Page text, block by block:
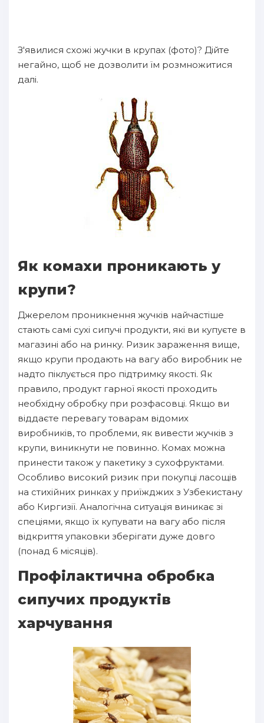
З'явилися схожі жучки в крупах (фото)? Дійте
негайно, щоб не дозволити їм розмножитися
далі.
Як комахи проникають у
крупи?
Джерелом проникнення жучків найчастіше
стають самі сухі сипучі продукти, які ви купуєте в
магазині або на ринку. Ризик зараження вище,
якщо крупи продають на вагу або виробник не
надто піклується про підтримку якості. Як
правило, продукт гарної якості проходить
необхідну обробку при розфасовці. Якщо ви
віддаєте перевагу товарам відомих
виробників, то проблеми, як вивести жучків з
крупи, виникнути не повинно. Комах можна
принести також у пакетику з сухофруктами.
Особливо високий ризик при покупці ласощів
на стихійних ринках у приїжджих з Узбекистану
або Киргизії. Аналогічна ситуація виникає зі
спеціями, якщо їх купувати на вагу або після
відкриття упаковки зберігати дуже довго
(понад 6 місяців).
Профілактична обробка
сипучих продуктів
харчування